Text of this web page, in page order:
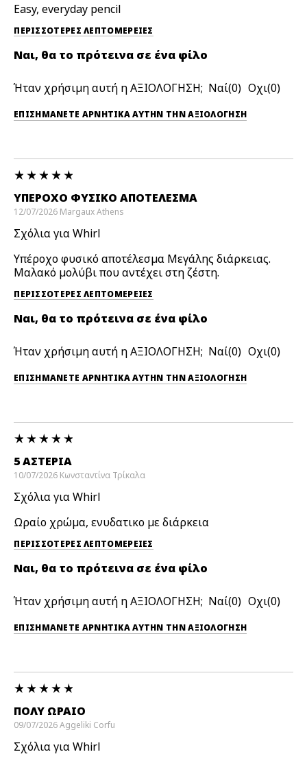
Easy, everyday pencil
ΠΕΡΙΣΣΌΤΕΡΕΣ ΛΕΠΤΟΜΈΡΕΙΕΣ
Ναι, θα το πρότεινα σε ένα φίλο
Ήταν χρήσιμη αυτή η ΑΞΙΟΛΟΓΗΣΗ; 0 0
ΕΠΙΣΗΜΆΝΕΤΕ ΑΡΝΗΤΙΚΆ ΑΥΤΉΝ ΤΗΝ ΑΞΙΟΛΟΓΗΣΗ
ΥΠΈΡΟΧΟ ΦΥΣΙΚΌ ΑΠΟΤΈΛΕΣΜΑ
12/07/2026 MargauxAthens
Σχόλια για Whirl
Υπέροχο φυσικό αποτέλεσμα Μεγάλης διάρκειας.
Μαλακό μολύβι που αντέχει στη ζέστη.
ΠΕΡΙΣΣΌΤΕΡΕΣ ΛΕΠΤΟΜΈΡΕΙΕΣ
Ναι, θα το πρότεινα σε ένα φίλο
Ήταν χρήσιμη αυτή η ΑΞΙΟΛΟΓΗΣΗ; 0 0
ΕΠΙΣΗΜΆΝΕΤΕ ΑΡΝΗΤΙΚΆ ΑΥΤΉΝ ΤΗΝ ΑΞΙΟΛΟΓΗΣΗ
5 ΑΣΤΈΡΙΑ
10/07/2026 Κωνσταντίνα Τρίκαλα
Σχόλια για Whirl
Ωραίο χρώμα, ενυδατικο με διάρκεια
ΠΕΡΙΣΣΌΤΕΡΕΣ ΛΕΠΤΟΜΈΡΕΙΕΣ
Ναι, θα το πρότεινα σε ένα φίλο
Ήταν χρήσιμη αυτή η ΑΞΙΟΛΟΓΗΣΗ; 0 0
ΕΠΙΣΗΜΆΝΕΤΕ ΑΡΝΗΤΙΚΆ ΑΥΤΉΝ ΤΗΝ ΑΞΙΟΛΟΓΗΣΗ
ΠΟΛΎ ΩΡΑΊΟ
09/07/2026Aggeliki Corfu
Σχόλια για Whirl